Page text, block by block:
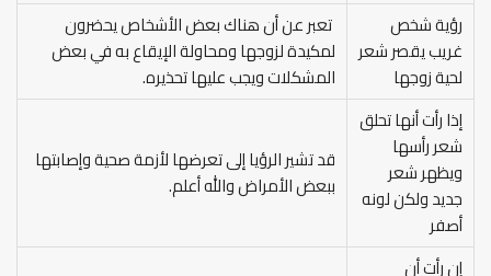
رؤية شخص
غريب يقصر شعر
لحية زوجها
تعبر عن أن هناك بعض الأشخاص يحضرون
لمكيدة لزوجها ومحاولة الإيقاع به في بعض
المشكلات ويجب عليها تحذيره.
إذا رأت أنها تحلق
شعر رأسها
ويظهر شعر
جديد ولكن لونه
أصفر
قد تشير الرؤيا إلى تعرضها لأزمة صحية وإصابتها
ببعض الأمراض والله أعلم.
إن رأت أن